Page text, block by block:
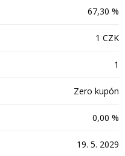
67,30 %
1 CZK
1
Zero kupón
0,00 %
19. 5. 2029